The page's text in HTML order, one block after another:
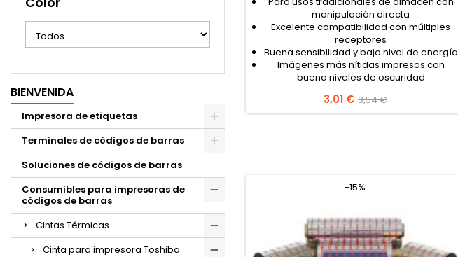
BIENVENIDA
Impresora de etiquetas
Terminales de códigos de barras
Soluciones de códigos de barras
Consumibles para impresoras de
códigos de barras
Cintas Térmicas
Cinta para impresora Toshiba
manipulación directa
Excelente compatibilidad con múltiples
receptores
Buena sensibilidad y bajo nivel de energía
Imágenes más nítidas impresas con
buena niveles de oscuridad
Precio
3,01 € Precio
base
3,54 €
-15%